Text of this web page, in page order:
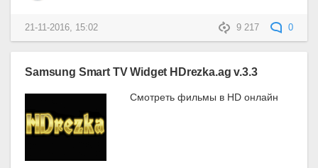
9 217 0
21-11-2016, 15:02
Samsung Smart TV Widget HDrezka.ag v.3.3
Смотреть фильмы в HD онлайн